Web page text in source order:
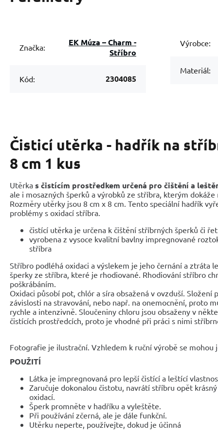
Značka:
EK Múza – Charm -
Stříbro
Kód: 2304085
Výrobce:
Materiál:
Čisticí utěrka - hadřík na
8 cm 1 kus
Utěrka s čistícím prostředkem určená pro čištění a
ale i mosazných šperků a výrobků ze stříbra, kterým
Rozměry utěrky jsou 8 cm x 8 cm. Tento speciální hadřík
problémy s oxidací stříbra.
čistící utěrka je určena k čištění stříbrných šperků či
vyrobena z vysoce kvalitní bavlny impregnované
stříbra
Stříbro podléhá oxidaci a výslekem je jeho černání a ztráta
šperky ze stříbra, které je rhodiované. Rhodiování stříbro
poškrábáním.
Oxidaci působí pot, chlór a síra obsažená v ovzduší. Složení
závislosti na stravování, nebo např. na onemocnění, proto
rychle a intenzivně. Sloučeniny chloru jsou obsaženy v
čistících prostředcích, proto je vhodné při práci s nimi
Fotografie je ilustrační. Vzhledem k ruční výrobě se
POUŽITÍ
Látka je impregnovaná pro lepší čistící a leštící
Zaručuje dokonalou čistotu, navrátí stříbru opět
oxidací.
Šperk promněte v hadříku a vyleštěte.
Při používání zčerná, ale je dále funkční.
Utěrku neperte, používejte, dokud je účinná